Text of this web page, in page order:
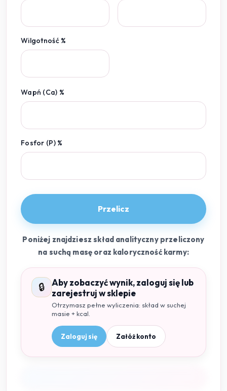
Wilgotność %
Wapń (Ca) %
Fosfor (P) %
Przelicz
Poniżej znajdziesz skład analityczny przeliczony
na suchą masę oraz kaloryczność karmy:
🔒
Aby zobaczyć wynik, zaloguj się lub
zarejestruj w sklepie
Otrzymasz pełne wyliczenia: skład w suchej
masie + kcal.
Zaloguj się Załóż konto